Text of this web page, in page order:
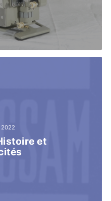
2022
et